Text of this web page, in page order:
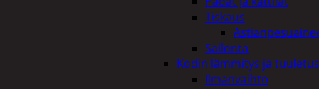
Tiskaus
Säilöntä
Kodin lämmitys ja tuuletus
Ilmanvaihto